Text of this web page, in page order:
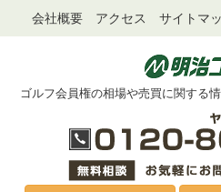
会社概要 アクセス サイトマ
ゴルフ会員権の相場や売買に関する